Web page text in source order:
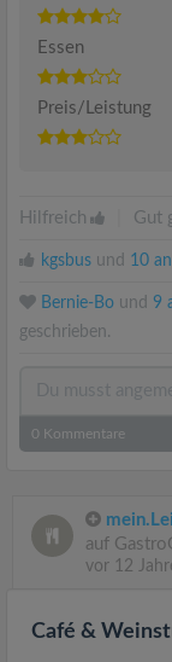
Essen
Preis/Leistung
Hilfreich Gut
kgsbus und 10
Bernie-Bo und 9
geschrieben.
0 Kommentare
auf
vor 12
Café &